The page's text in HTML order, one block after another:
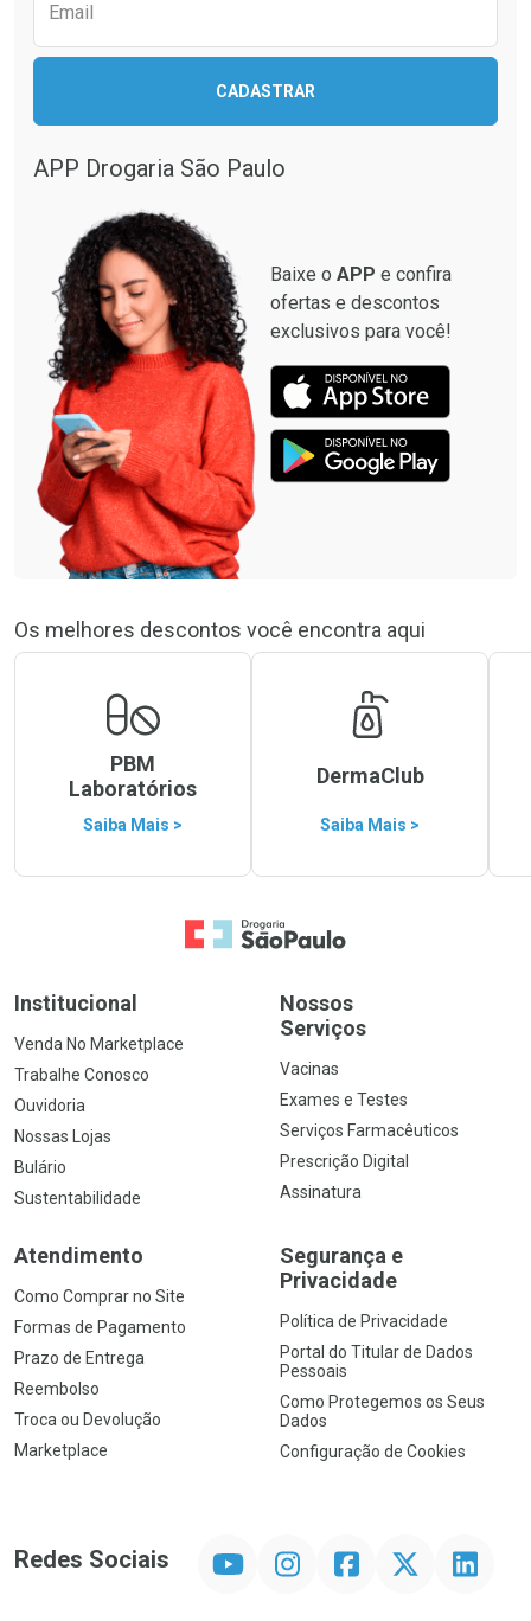
Comprar sem Desconto
Por R$ 17,59/cada
Por R$ 17,59/cada
Por R$ 22,39/cada
Email
CADASTRAR
APP Drogaria São Paulo
Baixe o APP e confira
ofertas e descontos
exclusivos para você!
Os melhores descontos você encontra aqui
PBM
Laboratórios
Saiba Mais >
DermaClub
Saiba Mais >
Ir para a Home
Institucional
Venda No Marketplace
Trabalhe Conosco
Ouvidoria
Nossas Lojas
Bulário
Sustentabilidade
Nossos
Serviços
Vacinas
Exames e Testes
Serviços Farmacêuticos
Prescrição Digital
Assinatura
Atendimento
Como Comprar no Site
Formas de Pagamento
Prazo de Entrega
Reembolso
Troca ou Devolução
Marketplace
Segurança e
Privacidade
Política de Privacidade
Portal do Titular de Dados
Pessoais
Como Protegemos os Seus
Dados
Configuração de Cookies
Redes Sociais InstagramFacebookTwitter Linkedin